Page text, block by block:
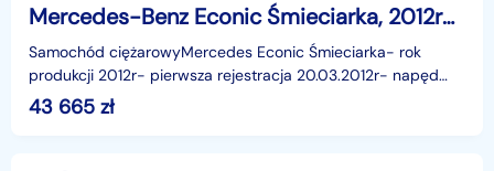
Mercedes-Benz Econic Śmieciarka, 2012rok, 6x2, 280KM, EURO EEV
Samochód ciężarowyMercedes Econic Śmieciarka- rok
produkcji 2012r- pierwsza rejestracja 20.03.2012r- napęd
6x2 - pojemność 6883cm3 - moc 280KM /
43 665 zł